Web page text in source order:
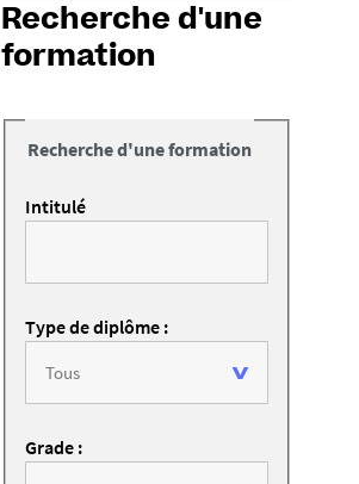
Recherche d'une
formation
Recherche d'une formation
Intitulé
Type de diplôme :
Grade :